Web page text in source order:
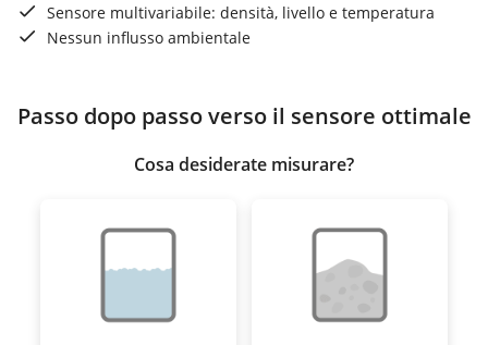
Sensore multivariabile: densità, livello e temperatura
Nessun influsso ambientale
Passo dopo passo verso il sensore ottimale
Cosa desiderate misurare?